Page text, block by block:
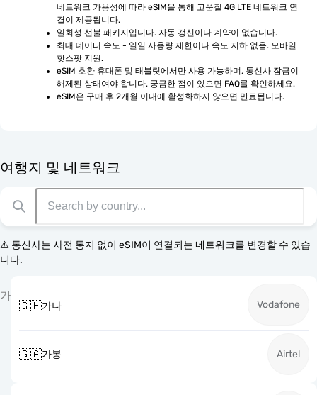
네트워크 가용성에 따라 eSIM을 통해 고품질 4G LTE 네트워크 연
결이 제공됩니다.
일회성 선불 패키지입니다. 자동 갱신이나 계약이 없습니다.
최대 데이터 속도 - 일일 사용량 제한이나 속도 저하 없음. 모바일
핫스팟 지원.
eSIM 호환 휴대폰 및 태블릿에서만 사용 가능하며, 통신사 잠금이
해제된 상태여야 합니다. 궁금한 점이 있으면 FAQ를 확인하세요.
eSIM은 구매 후 2개월 이내에 활성화하지 않으면 만료됩니다.
여행지 및 네트워크
⚠️ 통신사는 사전 통지 없이 eSIM이 연결되는 네트워크를 변경할 수 있습
니다.
가
🇬🇭가나 Vodafone
🇬🇦가봉 Airtel